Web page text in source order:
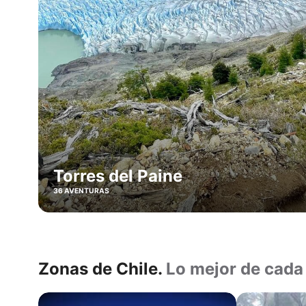
nieve
Ski
Atacama
Torres del Paine
36 AVENTURAS
Zonas de Chile. Lo mejor de
Norte